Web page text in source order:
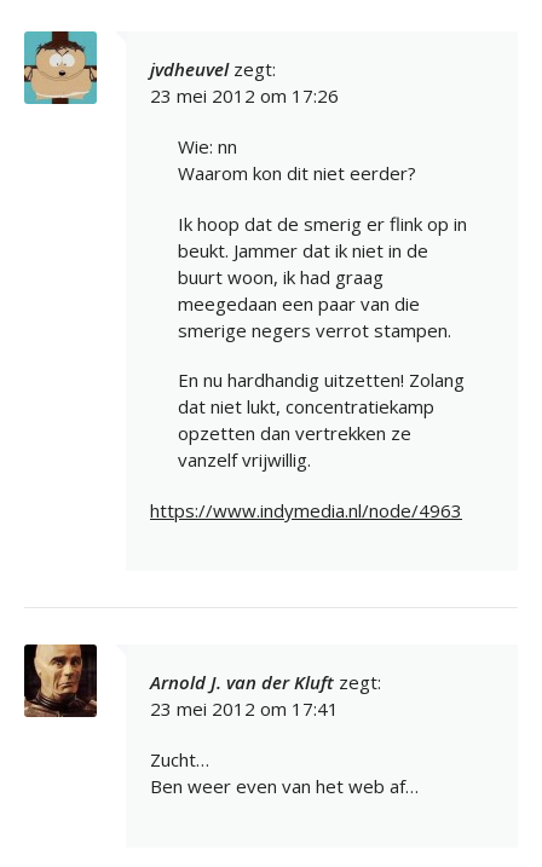
jvdheuvel zegt:
23 mei 2012 om 17:26
Wie: nn
Waarom kon dit niet eerder?
Ik hoop dat de smerig er flink op in
beukt. Jammer dat ik niet in de
buurt woon, ik had graag
meegedaan een paar van die
smerige negers verrot stampen.
En nu hardhandig uitzetten! Zolang
dat niet lukt, concentratiekamp
opzetten dan vertrekken ze
vanzelf vrijwillig.
https://www.indymedia.nl/node/4963
Arnold J. van der Kluft zegt:
23 mei 2012 om 17:41
Zucht…
Ben weer even van het web af…